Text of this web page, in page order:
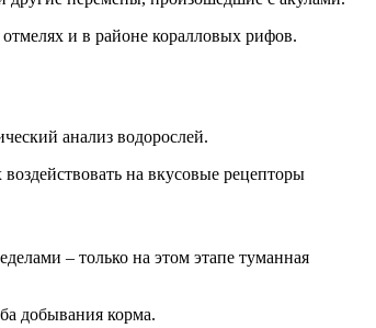
и в районе коралловых рифов.
анализ водорослей.
на вкусовые рецепторы
– только на этом этапе туманная
добывания корма.